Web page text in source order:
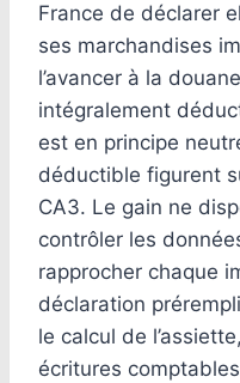
France de déclarer
ses marchandises
l’avancer à la
intégralement
est en principe
déductible figurent
CA3. Le gain ne
contrôler les
rapprocher chaque
déclaration
le calcul de
écritures